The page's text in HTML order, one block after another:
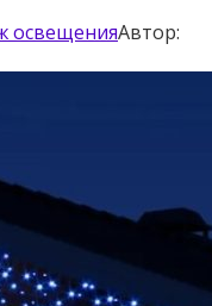
освещенияАвтор: